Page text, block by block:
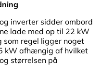
inverter sidder ombord
lade med op til 22 kW
som regel ligger noget
kW afhængig af hvilket
størrelsen på